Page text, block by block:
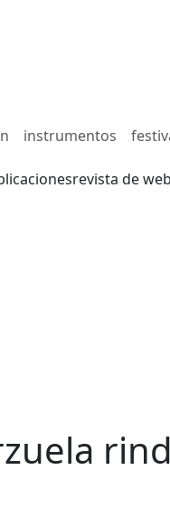
instrumentos
revista de web